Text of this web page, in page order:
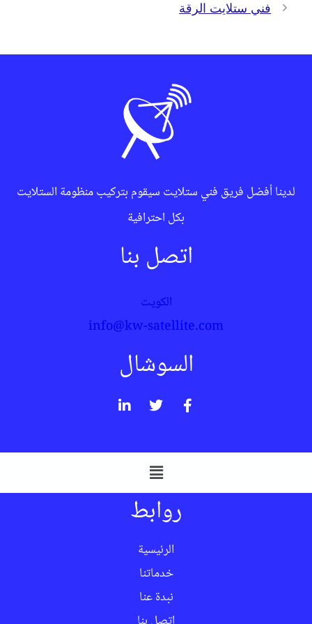
فني ستلايت الرقة
لدينا أفضل فريق فني ستلايت سيقوم بتركيب منظومة الستلايت
بكل احترافية
اتصل بنا
الكويت
info@kw-satellite.com
السوشال
روابط
الرئيسية
خدماتنا
نبدة عنا